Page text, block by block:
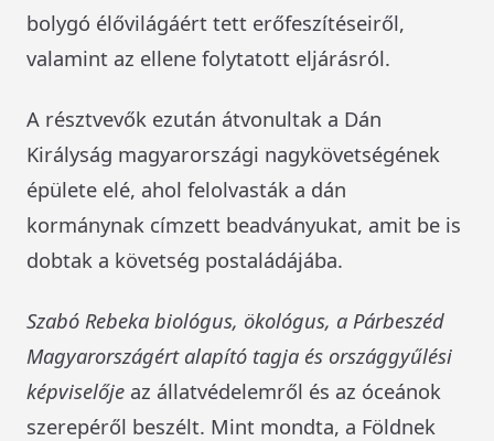
bolygó élővilágáért tett erőfeszítéseiről,
valamint az ellene folytatott eljárásról.
A résztvevők ezután átvonultak a Dán
Királyság magyarországi nagykövetségének
épülete elé, ahol felolvasták a dán
kormánynak címzett beadványukat, amit be is
dobtak a követség postaládájába.
Szabó Rebeka biológus, ökológus, a Párbeszéd
Magyarországért alapító tagja és országgyűlési
képviselője az állatvédelemről és az óceánok
szerepéről beszélt. Mint mondta, a Földnek